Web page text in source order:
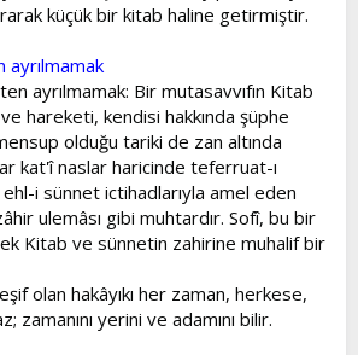
küçük bir kitab haline getirmiştir.
ayrılmamak: Bir mutasavvıfın Kitab
hareketi, kendisi hakkında şüphe
olduğu tariki de zan altında
kat'î naslar haricinde teferruat-ı
i sünnet ictihadlarıyla amel eden
ulemâsı gibi muhtardır. Sofî, bu bir
Kitab ve sünnetin zahirine muhalif bir
olan hakâyıkı her zaman, herkese,
zamanını yerini ve adamını bilir.